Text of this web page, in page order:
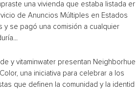
una vivienda que estaba listada en
de Anuncios Múltiples en Estados
y se pagó una comisión a cualquier
y vitaminwater presentan Neighborhue:
una iniciativa para celebrar a los
que definen la comunidad y la